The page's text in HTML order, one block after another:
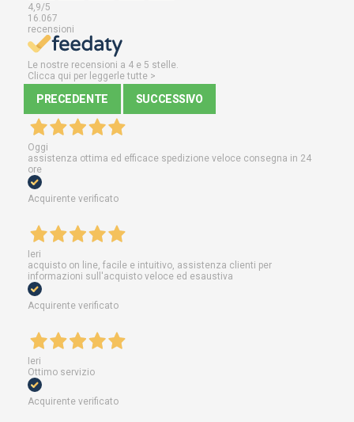
4,9/5
16.067
recensioni
Le nostre recensioni a 4 e 5 stelle.
Clicca qui per leggerle tutte >
PRECEDENTE SUCCESSIVO
Oggi
assistenza ottima ed efficace spedizione veloce consegna in 24
ore
Acquirente verificato
Ieri
acquisto on line, facile e intuitivo, assistenza clienti per
informazioni sull'acquisto veloce ed esaustiva
Acquirente verificato
Ieri
Ottimo servizio
Acquirente verificato